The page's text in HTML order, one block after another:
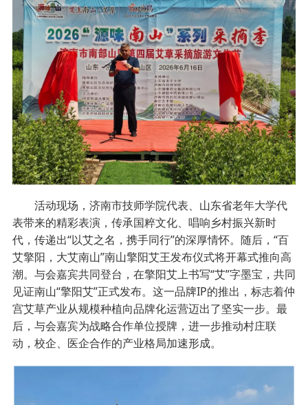
活动现场，济南市技师学院代表、山东省老年大学代
表带来的精彩表演，传承国粹文化、唱响乡村振兴新时
代，传递出“以艾之名，携手同行”的深厚情怀。随后，“百
艾擎阳，大艾南山”南山擎阳艾王发布仪式将开幕式推向高
潮。与会嘉宾共同登台，在擎阳艾上书写“艾”字墨宝，共同
见证南山“擎阳艾”正式发布。这一品牌IP的推出，标志着仲
宫艾草产业从规模种植向品牌化运营迈出了坚实一步。最
后，与会嘉宾为战略合作单位授牌，进一步推动村庄联
动，校企、医企合作的产业格局加速形成。